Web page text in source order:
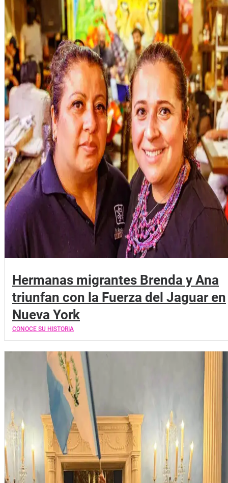
Hermanas migrantes Brenda y Ana
triunfan con la Fuerza del Jaguar en
Nueva York
CONOCE SU HISTORIA